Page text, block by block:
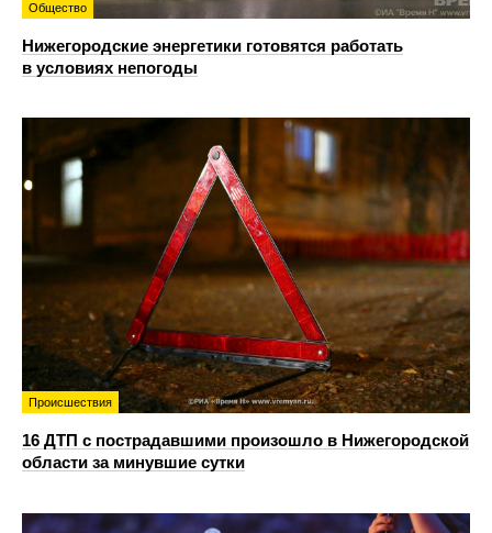
Общество
Нижегородские энергетики готовятся работать
в условиях непогоды
Происшествия
16 ДТП с пострадавшими произошло в Нижегородской
области за минувшие сутки